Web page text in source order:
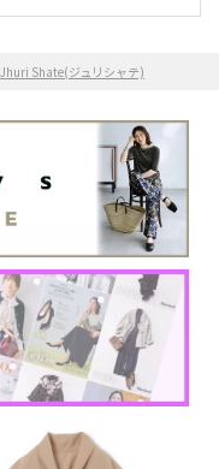
Jhuri Shate(ジュリシャテ)